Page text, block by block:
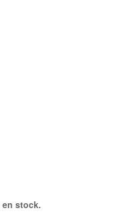
stock.